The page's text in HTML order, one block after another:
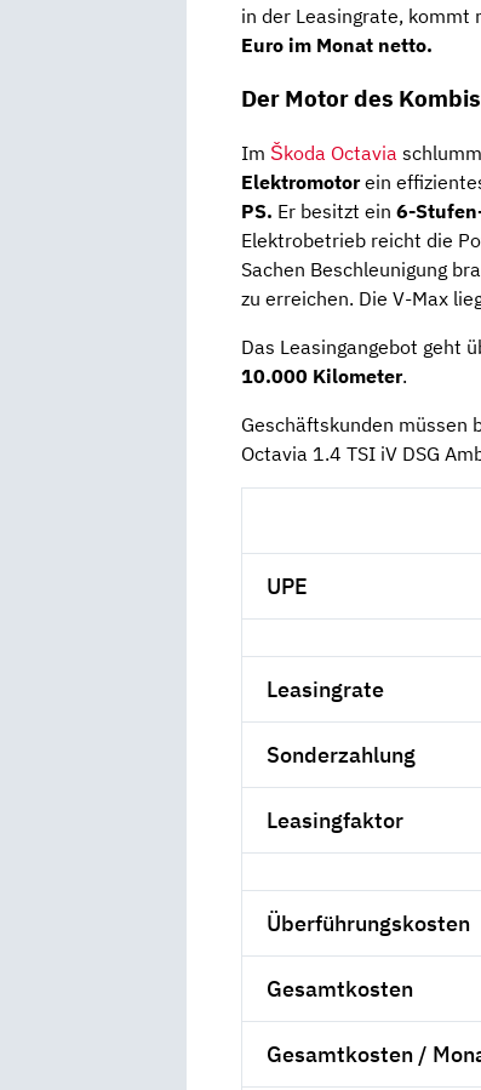
in der Leasingrate, kommt
Euro im Monat netto.
Der Motor des Kombis
Im Škoda Octavia
Elektromotorein
PS. Er besitzt ein 6-
Elektrobetrieb reicht die
Sachen Beschleunigung
zu erreichen. Die V-Max
Das Leasingangebot geht
10.000 Kilometer.
Geschäftskunden müssen
Octavia 1.4 TSI iV DSG
UPE
Leasingrate
Sonderzahlung
Leasingfaktor
Überführungskosten
Gesamtkosten
Gesamtkosten /